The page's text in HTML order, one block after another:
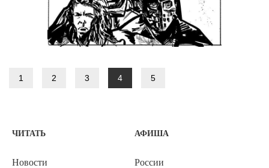
1 2 3 4 5
ЧИТАТЬ
Новости
АФИША
России